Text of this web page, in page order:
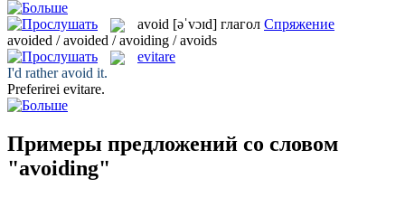
avoid [əˈvɔɪd] глагол Спряжение
avoided / avoided / avoiding / avoids
evitare
I'd ratheravoid it.
Preferirei evitare.
Примеры предложений со словом
"avoiding"